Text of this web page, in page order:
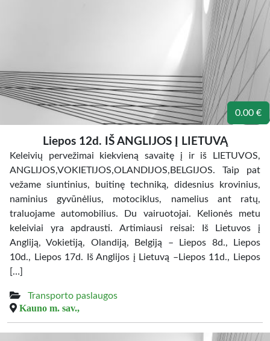
0.00 €
Liepos 12d. IŠ ANGLIJOS Į LIETUVĄ
Keleivių pervežimai kiekvieną savaitę į ir iš LIETUVOS,
ANGLIJOS,VOKIETIJOS,OLANDIJOS,BELGIJOS. Taip pat
vežame siuntinius, buitinę techniką, didesnius krovinius,
naminius gyvūnėlius, motociklus, namelius ant ratų,
traluojame automobilius. Du vairuotojai. Kelionės metu
keleiviai yra apdrausti. Artimiausi reisai: Iš Lietuvos į
Angliją, Vokietiją, Olandiją, Belgiją – Liepos 8d., Liepos
10d., Liepos 17d. Iš Anglijos į Lietuvą –Liepos 11d., Liepos
[…]
Transporto paslaugos
Kauno m. sav.,